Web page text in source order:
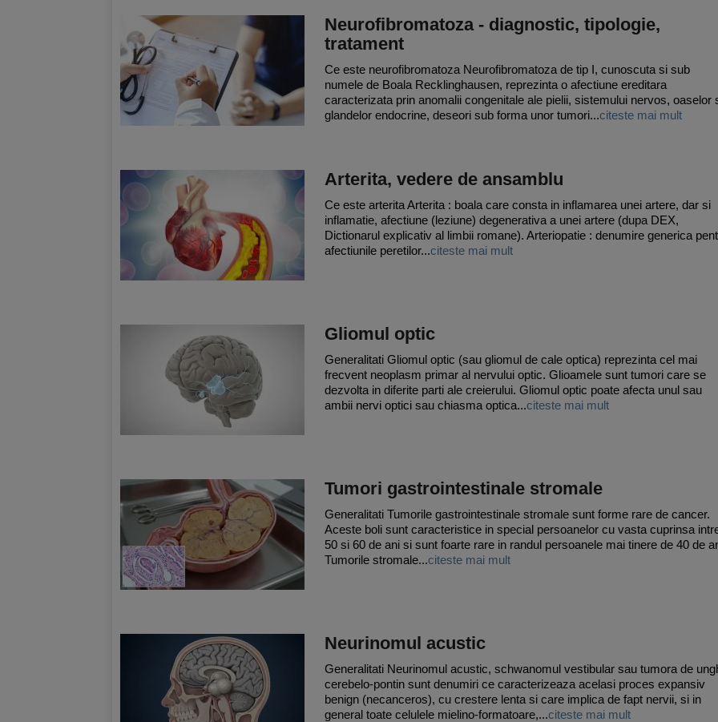
Neurofibromatoza - diagnostic, tipologie,
tratament
Ce este neurofibromatoza Neurofibromatoza de tip I, cunoscuta si sub
numele de Boala Recklinghausen, reprezinta o afectiune ereditara
caracterizata prin anomalii congenitale ale pielii, sistemului nervos, oaselor
glandelor endocrine, deseori sub forma unor tumori...citeste mai mult
Arterita, vedere de ansamblu
Ce este arterita Arterita : boala care consta in inflamarea unei artere, dar si
inflamatie, afectiune (leziune) degenerativa a unei artere (dupa DEX,
Dictionarul explicativ al limbii romane). Arteriopatie : denumire generica
afectiunile peretilor...citeste mai mult
Gliomul optic
Generalitati Gliomul optic (sau gliomul de cale optica) reprezinta cel mai
frecvent neoplasm primar al nervului optic. Glioamele sunt tumori care se
dezvolta in diferite parti ale creierului. Gliomul optic poate afecta unul sau
ambii nervi optici sau chiasma optica...citeste mai mult
Tumori gastrointestinale stromale
Generalitati Tumorile gastrointestinale stromale sunt forme rare de cancer.
Aceste boli sunt caracteristice in special persoanelor cu vasta cuprinsa
50 si 60 de ani si sunt foarte rare in randul persoanele mai tinere de 40 de
Tumorile stromale...citeste mai mult
Neurinomul acustic
Generalitati Neurinomul acustic, schwanomul vestibular sau tumora de
cerebelo-pontin sunt denumiri ce caracterizeaza acelasi proces expansiv
benign (necanceros), cu crestere lenta si care implica de fapt nervii, si in
general toate celulele mielino-formatoare,...citeste mai mult